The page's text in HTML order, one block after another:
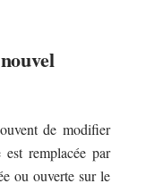
de modifier
remplacée par
ou ouverte sur le